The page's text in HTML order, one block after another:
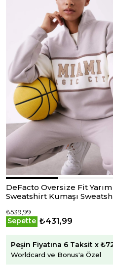
DeFacto Oversize Fit
Sweatshirt Kumaşı
₺539,99
Sepette ₺431,99
Peşin Fiyatına 6 Taksit x
Worldcard ve Bonus'a Özel